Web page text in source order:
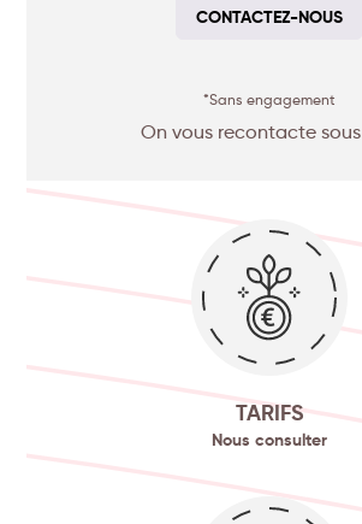
CONTACTEZ-NOUS
*Sans engagement
On vous recontacte sous
TARIFS
Nous consulter